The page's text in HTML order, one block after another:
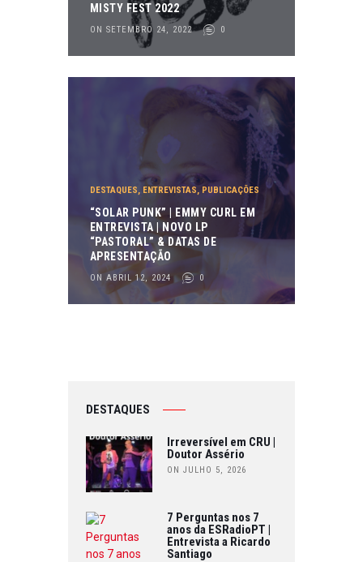
MISTY FEST 2022
ON SETEMBRO 24, 2022 0
DESTAQUES, ENTREVISTAS, PUBLICAÇÕES
“SOLAR PUNK” | EMMY CURL EM
ENTREVISTA | NOVO LP
“PASTORAL” & DATAS DE
APRESENTAÇÃO
ON ABRIL 12, 2024 0
DESTAQUES
Irreversível em CRU |
Doutor Assério
ON JULHO 5, 2026
7 Perguntas nos 7
anos da ESRadioPT |
Entrevista a Ricardo
Santiago